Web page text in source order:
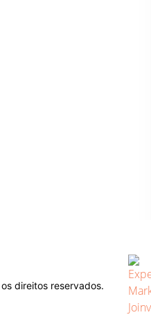
direitos reservados.